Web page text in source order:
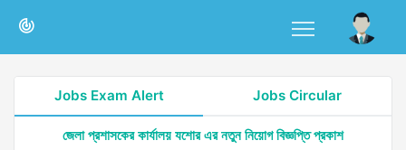
Jobs Exam Alert Jobs Circular
জেলা প্রশাসকের কার্যালয় যশোর এর নতুন নিয়োগ বিজ্ঞপ্তি প্রকাশ